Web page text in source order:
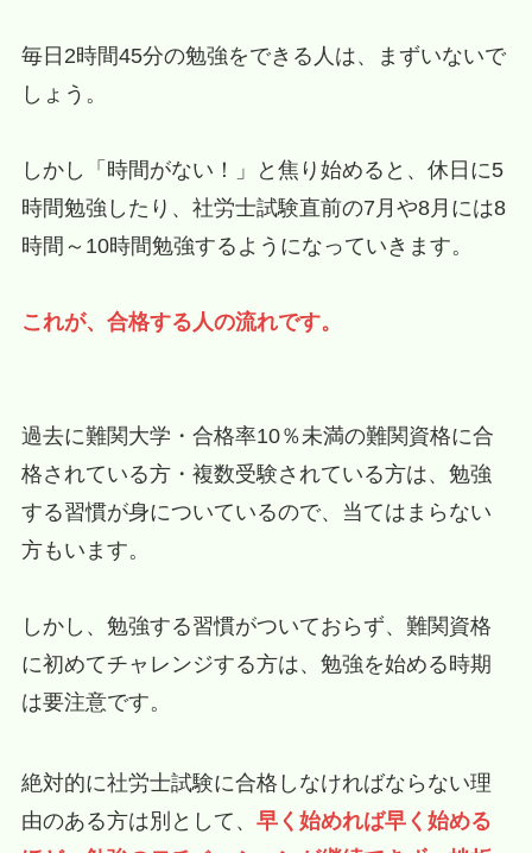
毎日2時間45分の勉強をできる人は、まずいないで
しょう。
しかし「時間がない！」と焦り始めると、休日に5
時間勉強したり、社労士試験直前の7月や8月には8
時間～10時間勉強するようになっていきます。
これが、合格する人の流れです。
過去に難関大学・合格率10％未満の難関資格に合
格されている方・複数受験されている方は、勉強
する習慣が身についているので、当てはまらない
方もいます。
しかし、勉強する習慣がついておらず、難関資格
に初めてチャレンジする方は、勉強を始める時期
は要注意です。
絶対的に社労士試験に合格しなければならない理
由のある方は別として、 早く始めれば早く始める